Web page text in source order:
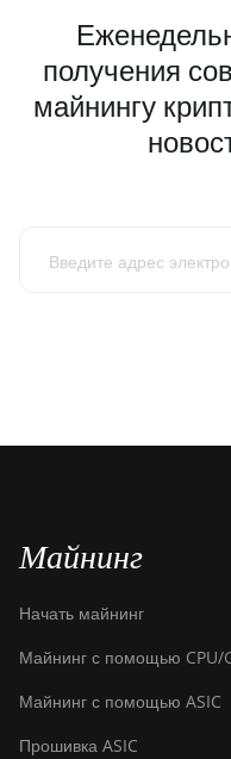
получения
майнингу
Майнинг
Начать майнинг
Майнинг с помощью CPU/
Майнинг с помощью ASIC
Прошивка ASIC